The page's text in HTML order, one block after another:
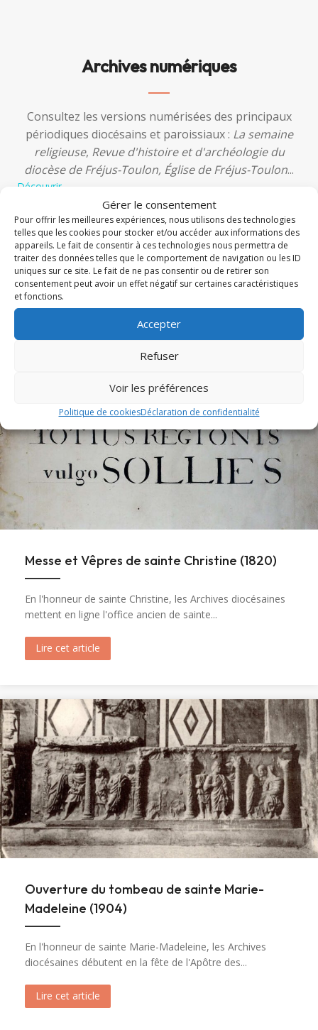
Gérer le consentement
Pour offrir les meilleures expériences, nous utilisons des technologies
telles que les cookies pour stocker et/ou accéder aux informations des
appareils. Le fait de consentir à ces technologies nous permettra de
traiter des données telles que le comportement de navigation ou les ID
uniques sur ce site. Le fait de ne pas consentir ou de retirer son
consentement peut avoir un effet négatif sur certaines caractéristiques
et fonctions.
Accepter
Refuser
Voir les préférences
Politique de cookiesDéclaration de confidentialité
Archives numériques
Consultez les versions numérisées des principaux
périodiques diocésains et paroissiaux : La semaine
religieuse, Revue d'histoire et d'archéologie du
diocèse de Fréjus-Toulon, Église de Fréjus-Toulon...
Découvrir
À la une
Messe et Vêpres de sainte Christine (1820)
En l'honneur de sainte Christine, les Archives diocésaines
mettent en ligne l'office ancien de sainte...
Lire cet article
Ouverture du tombeau de sainte Marie-
Madeleine (1904)
En l'honneur de sainte Marie-Madeleine, les Archives
diocésaines débutent en la fête de l'Apôtre des...
Lire cet article